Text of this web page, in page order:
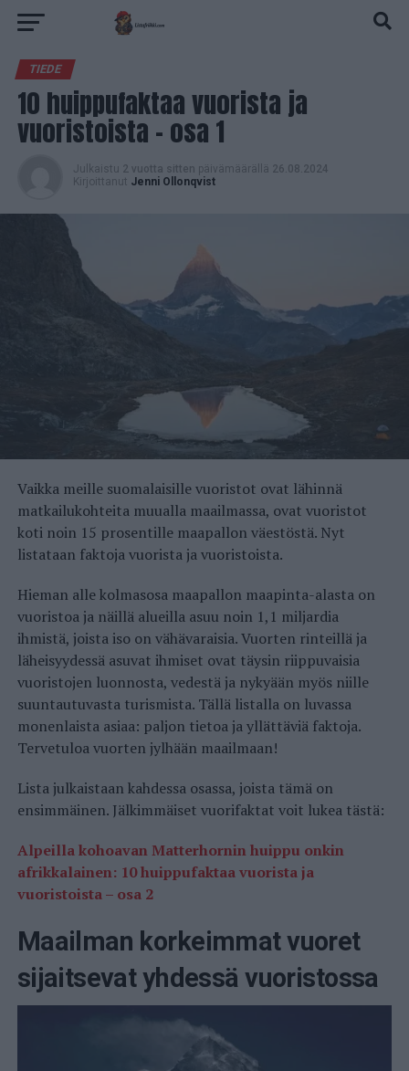
TIEDE
10 huippufaktaa vuorista ja
vuoristoista – osa 1
Julkaistu 2 vuotta sitten päivämäärällä 26.08.2024
Kirjoittanut Jenni Ollonqvist
Vaikka meille suomalaisille vuoristot ovat lähinnä
matkailukohteita muualla maailmassa, ovat vuoristot
koti noin 15 prosentille maapallon väestöstä. Nyt
listataan faktoja vuorista ja vuoristoista.
Hieman alle kolmasosa maapallon maapinta-alasta on
vuoristoa ja näillä alueilla asuu noin 1,1 miljardia
ihmistä, joista iso on vähävaraisia. Vuorten rinteillä ja
läheisyydessä asuvat ihmiset ovat täysin riippuvaisia
vuoristojen luonnosta, vedestä ja nykyään myös niille
suuntautuvasta turismista. Tällä listalla on luvassa
monenlaista asiaa: paljon tietoa ja yllättäviä faktoja.
Tervetuloa vuorten jylhään maailmaan!
Lista julkaistaan kahdessa osassa, joista tämä on
ensimmäinen. Jälkimmäiset vuorifaktat voit lukea tästä:
Alpeilla kohoavan Matterhornin huippu onkin
afrikkalainen: 10 huippufaktaa vuorista ja
vuoristoista – osa 2
Maailman korkeimmat vuoret
sijaitsevat yhdessä vuoristossa